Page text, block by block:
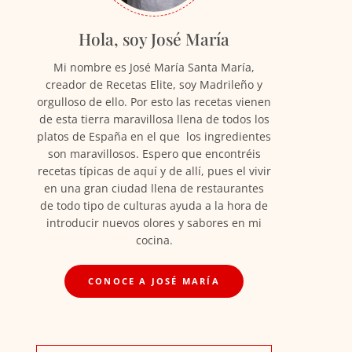
Hola, soy José María
Mi nombre es José María Santa María,
creador de Recetas Elite, soy Madrileño y
orgulloso de ello. Por esto las recetas vienen
de esta tierra maravillosa llena de todos los
platos de España en el que los ingredientes
son maravillosos. Espero que encontréis
recetas típicas de aquí y de allí, pues el vivir
en una gran ciudad llena de restaurantes
de todo tipo de culturas ayuda a la hora de
introducir nuevos olores y sabores en mi
cocina.
CONOCE A JOSÉ MARÍA